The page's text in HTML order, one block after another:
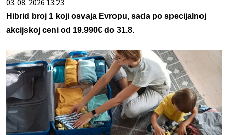
03. 08. 2026 13:23
Hibrid broj 1 koji osvaja Evropu, sada po specijalnoj
akcijskoj ceni od 19.990€ do 31.8.